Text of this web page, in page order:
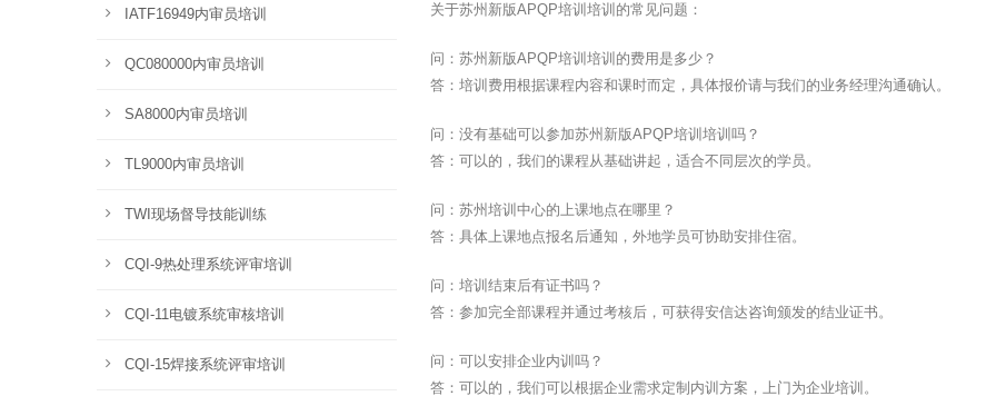
关于苏州新版APQP培训培训的常见问题：
问：苏州新版APQP培训培训的费用是多少？
答：培训费用根据课程内容和课时而定，具体报价请与我们的业务经理沟通确认。
问：没有基础可以参加苏州新版APQP培训培训吗？
答：可以的，我们的课程从基础讲起，适合不同层次的学员。
问：苏州培训中心的上课地点在哪里？
答：具体上课地点报名后通知，外地学员可协助安排住宿。
问：培训结束后有证书吗？
答：参加完全部课程并通过考核后，可获得安信达咨询颁发的结业证书。
问：可以安排企业内训吗？
答：可以的，我们可以根据企业需求定制内训方案，上门为企业培训。
IATF16949内审员培训
QC080000内审员培训
SA8000内审员培训
TL9000内审员培训
TWI现场督导技能训练
CQI-9热处理系统评审培训
CQI-11电镀系统审核培训
CQI-15焊接系统评审培训